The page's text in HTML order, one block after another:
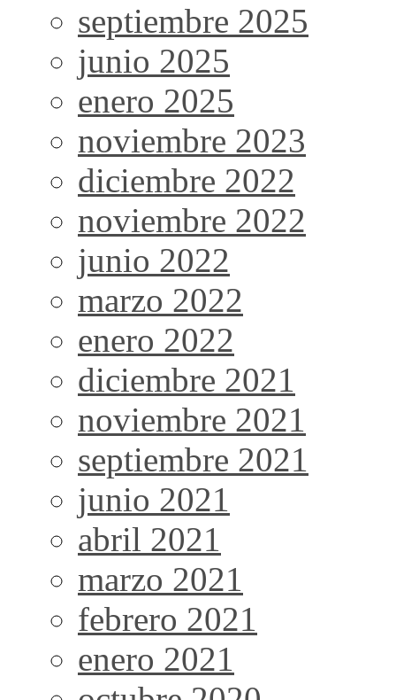
septiembre 2025
junio 2025
enero 2025
noviembre 2023
diciembre 2022
noviembre 2022
junio 2022
marzo 2022
enero 2022
diciembre 2021
noviembre 2021
septiembre 2021
junio 2021
abril 2021
marzo 2021
febrero 2021
enero 2021